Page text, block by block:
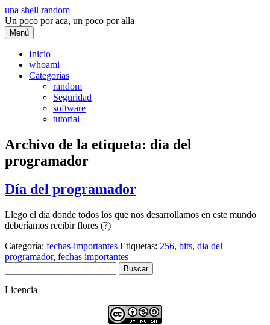
Saltar
al
contenido
una shell random
Un poco por aca, un poco por alla
Menú
Inicio
whoami
Categorias
random
Seguridad
software
tutorial
Archivo de la etiqueta: dia del
programador
Día del programador
Llego el día donde todos los que nos desarrollamos en este mundo
deberíamos recibir flores (?)
Categoría: fechas-importantes Etiquetas: 256, bits, dia del
programador, fechas importantes
Licencia